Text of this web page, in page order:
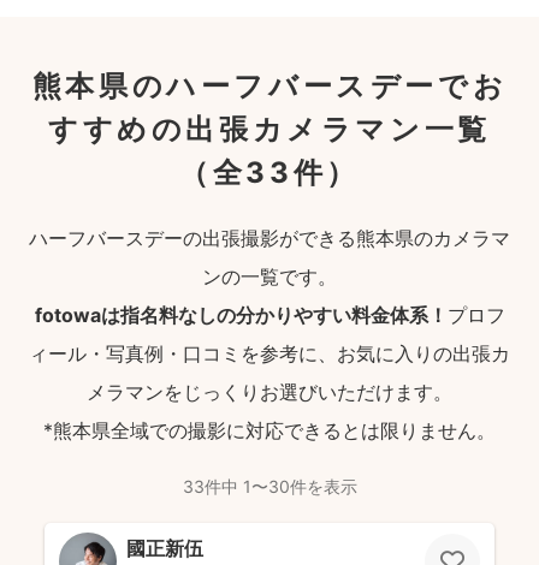
熊本県のハーフバースデーでお
すすめの出張カメラマン一覧
（全33件）
ハーフバースデーの出張撮影ができる熊本県のカメラマ
ンの一覧です。
fotowaは指名料なしの分かりやすい料金体系！ プロフ
ィール・写真例・口コミを参考に、お気に入りの出張カ
メラマンをじっくりお選びいただけます。
*熊本県全域での撮影に対応できるとは限りません。
33件中 1〜30件を表示
國正新伍